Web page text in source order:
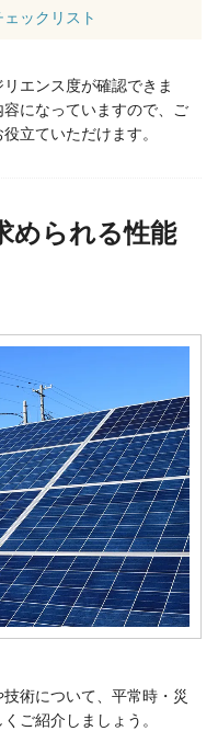
ックリスト
エンス度が確認できま
になっていますので、ご
立ていただけます。
められる性能
術について、平常時・災
ご紹介しましょう。